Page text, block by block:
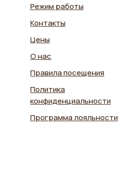
Режим работы
Контакты
Цены
О нас
Правила посещения
Политика
конфиденциальности
Программа лояльности